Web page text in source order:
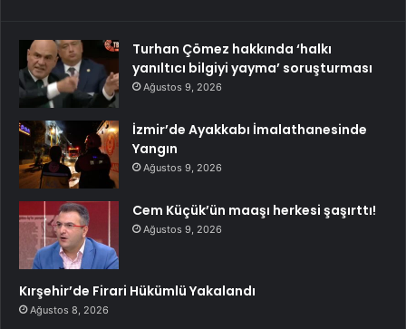
Turhan Çömez hakkında ‘halkı
yanıltıcı bilgiyi yayma’ soruşturması
Ağustos 9, 2026
İzmir’de Ayakkabı İmalathanesinde
Yangın
Ağustos 9, 2026
Cem Küçük’ün maaşı herkesi şaşırttı!
Ağustos 9, 2026
Kırşehir’de Firari Hükümlü Yakalandı
Ağustos 8, 2026